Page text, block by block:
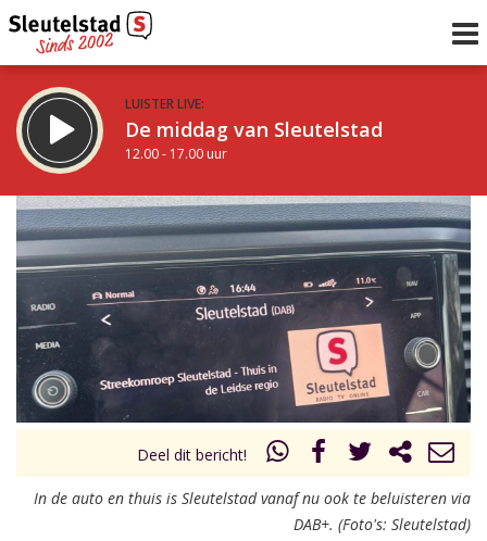
LUISTER LIVE:
De middag van Sleutelstad
12.00 - 17.00 uur
STRAKS:
Sleutelstad 30
17.00 - 19.00 uur
Vorig uur
uur 1 van 0 Volgend uur
Deel dit bericht!
In de auto en thuis is Sleutelstad vanaf nu ook te beluisteren via
DAB+. (Foto's: Sleutelstad)